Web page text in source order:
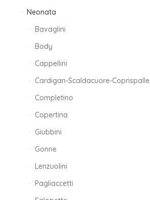
Neonata
Bavaglini
Body
Cappellini
Cardigan-Scaldacuore-Coprispalle
Completino
Copertina
Giubbini
Gonne
Lenzuolini
Pagliaccetti